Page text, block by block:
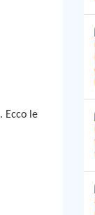
Ecco le